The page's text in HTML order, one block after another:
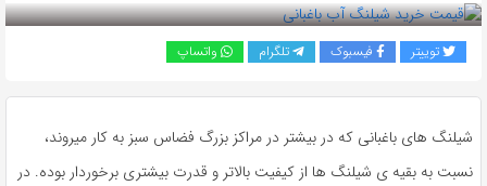
این
صفحه
با
دوستان
خود
توییتر فیسبوک تلگرام واتساپ
شیلنگ های باغبانی که در بیشتر در مراکز بزرگ فضاس سبز به کار میروند،
نسبت به بقیه ی شیلنگ ها از کیفیت بالاتر و قدرت بیشتری برخوردار بوده. در